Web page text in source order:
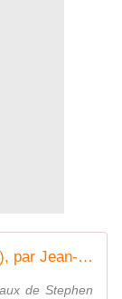
Les travaux de Stephen Hawking (2/3), par Jean-Pierre Luminet
de Stephen